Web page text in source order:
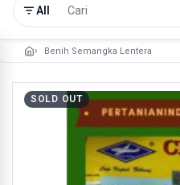
All
Benih Semangka Lentera
SOLD OUT